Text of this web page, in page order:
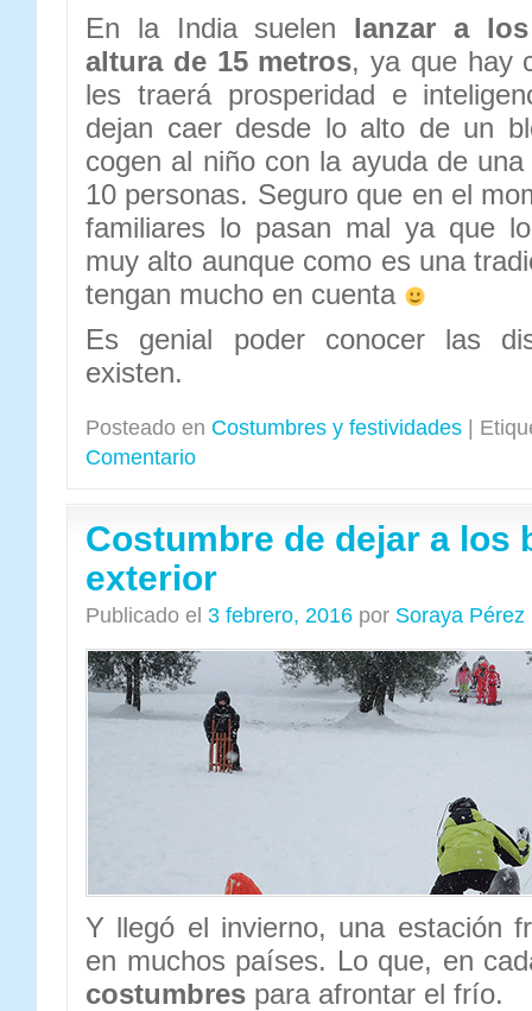
En la India suelen lanzar a
altura de 15 metros, ya que hay
les traerá prosperidad e
dejan caer desde lo alto de un
cogen al niño con la ayuda de
10 personas. Seguro que en el
familiares lo pasan mal ya que
muy alto aunque como es una
tengan mucho en cuenta
Es genial poder conocer las
existen.
Posteado en Costumbres y festividades
Comentario
Costumbre de dejar a los
exterior
Publicado el 3 febrero, 2016 por Soraya Pérez
Y llegó el invierno, una estación
en muchos países. Lo que, en
costumbres para afrontar el frío.